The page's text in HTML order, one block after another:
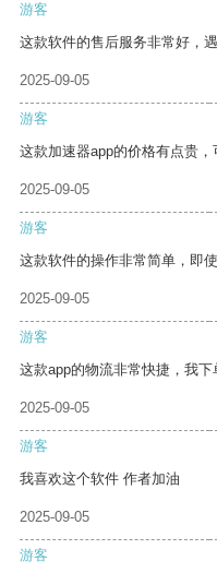
游客
这款软件的售后服务非常好，
2025-09-05
游客
这款加速器app的价格有点贵，
2025-09-05
游客
这款软件的操作非常简单，即
2025-09-05
游客
这款app的物流非常快捷，我下
2025-09-05
游客
我喜欢这个软件 作者加油
2025-09-05
游客